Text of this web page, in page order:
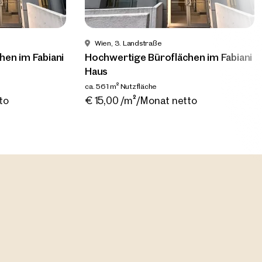
Neu
Wien, 3. Landstraße
Hochwertige Büroflächen im
Fabiani Haus
ca. 337 m² Nutzfläche
im Fabiani
Wien, 3. Landstraße
Hochwertige Büroflächen im Fabiani
Haus
ca. 561 m² Nutzfläche
Verfügbar Nach Vereinbarung
€ 15,00 /m²/Monat netto